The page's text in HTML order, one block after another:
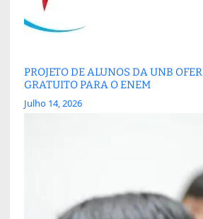
PROJETO DE ALUNOS DA UNB
GRATUITO PARA O ENEM
Julho 14, 2026